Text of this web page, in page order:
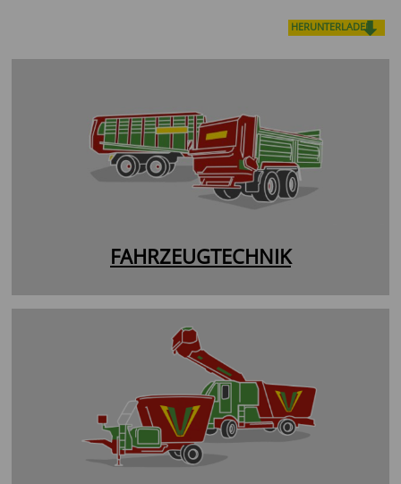
HERUNTERLADEN
FAHRZEUGTECHNIK